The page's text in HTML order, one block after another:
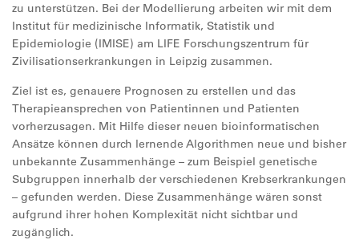
zu unterstützen. Bei der Modellierung arbeiten wir mit dem
Institut für medizinische Informatik, Statistik und
Epidemiologie (IMISE) am LIFE Forschungszentrum für
Zivilisationserkrankungen in Leipzig zusammen.
Ziel ist es, genauere Prognosen zu erstellen und das
Therapieansprechen von Patientinnen und Patienten
vorherzusagen. Mit Hilfe dieser neuen bioinformatischen
Ansätze können durch lernende Algorithmen neue und bisher
unbekannte Zusammenhänge – zum Beispiel genetische
Subgruppen innerhalb der verschiedenen Krebserkrankungen
– gefunden werden. Diese Zusammenhänge wären sonst
aufgrund ihrer hohen Komplexität nicht sichtbar und
zugänglich.